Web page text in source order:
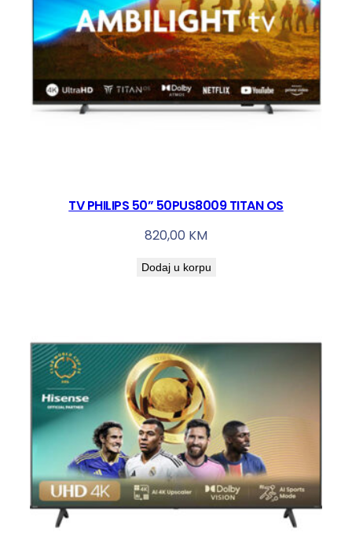
TV PHILIPS 50” 50PUS8009 TITAN OS
820,00 KM
Dodaj u korpu